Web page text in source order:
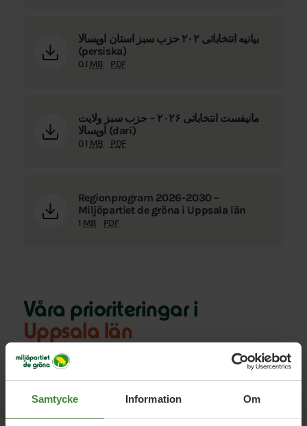
Samtycke Information Om
بیانیه انتخاباتی ۲۰۲ حزب سبز استان اوپسالا
(persiska)
0.1 MB PDF
مانیفست انتخاباتی ۲۰۲۶ – حزب سبز ولایت
اوپسالا (dari)
0.1 MB PDF
Regionprogram 2026-2030 –
Miljöpartiet de gröna i Uppsala län
1 MB PDF
Våra prioriteringar i
Uppsala län
En jämlik och nära vård i vardagen
Miljöpartiet i Uppsala län vill skapa en jämlik och nära
vård med bättre tillgång till psykisk hälsa, stärkt